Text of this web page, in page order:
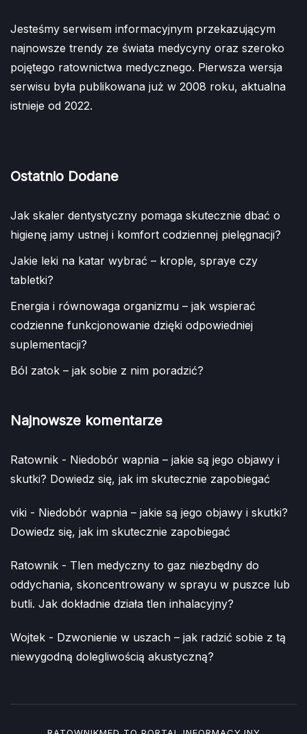
Jesteśmy serwisem informacyjnym przekazującym
najnowsze trendy ze świata medycyny oraz szeroko
pojętego ratownictwa medycznego. Pierwsza wersja
serwisu była publikowana już w 2008 roku, aktualna
istnieje od 2022.
Ostatnio Dodane
Jak skaler dentystyczny pomaga skutecznie dbać o
higienę jamy ustnej i komfort codziennej pielęgnacji?
Jakie leki na katar wybrać – krople, spraye czy
tabletki?
Energia i równowaga organizmu – jak wspierać
codzienne funkcjonowanie dzięki odpowiedniej
suplementacji?
Ból zatok – jak sobie z nim poradzić?
Najnowsze komentarze
Ratownik - Niedobór wapnia – jakie są jego objawy i
skutki? Dowiedz się, jak im skutecznie zapobiegać
viki - Niedobór wapnia – jakie są jego objawy i skutki?
Dowiedz się, jak im skutecznie zapobiegać
Ratownik - Tlen medyczny to gaz niezbędny do
oddychania, skoncentrowany w sprayu w puszce lub
butli. Jak dokładnie działa tlen inhalacyjny?
Wojtek - Dzwonienie w uszach – jak radzić sobie z tą
niewygodną dolegliwością akustyczną?